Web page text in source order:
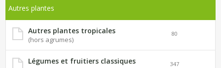
Autres plantes
Autres plantes tropicales
(hors agrumes)
80
Légumes et fruitiers classiques 347